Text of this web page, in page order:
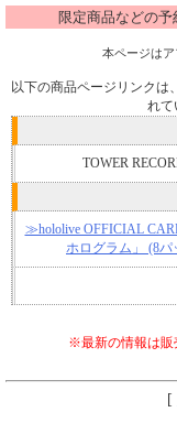
限定商品などの予
本ページは
以下の商品ページリンクは
れて
TOWER
≫hololive OFFICIAL
ホログラム」 (8パ
※最新の情報は販
[